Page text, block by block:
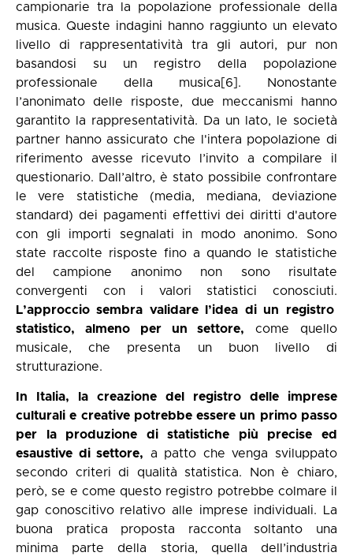
campionarie tra la popolazione professionale della
musica. Queste indagini hanno raggiunto un elevato
livello di rappresentatività tra gli autori, pur non
basandosi su un registro della popolazione
professionale della musica [6] . Nonostante
l’anonimato delle risposte, due meccanismi hanno
garantito la rappresentatività. Da un lato, le società
partner hanno assicurato che l'intera popolazione di
riferimento avesse ricevuto l’invito a compilare il
questionario. Dall’altro, è stato possibile confrontare
le vere statistiche (media, mediana, deviazione
standard) dei pagamenti effettivi dei diritti d'autore
con gli importi segnalati in modo anonimo. Sono
state raccolte risposte fino a quando le statistiche
del campione anonimo non sono risultate
convergenti con i valori statistici conosciuti.
L’approccio sembra validare l’idea di un registro
statistico, almeno per un settore, come quello
musicale, che presenta un buon livello di
strutturazione.
In Italia, la creazione del registro delle imprese
culturali e creative potrebbe essere un primo passo
per la produzione di statistiche più precise ed
esaustive di settore, a patto che venga sviluppato
secondo criteri di qualità statistica. Non è chiaro,
però, se e come questo registro potrebbe colmare il
gap conoscitivo relativo alle imprese individuali. La
buona pratica proposta racconta soltanto una
minima parte della storia, quella dell’industria